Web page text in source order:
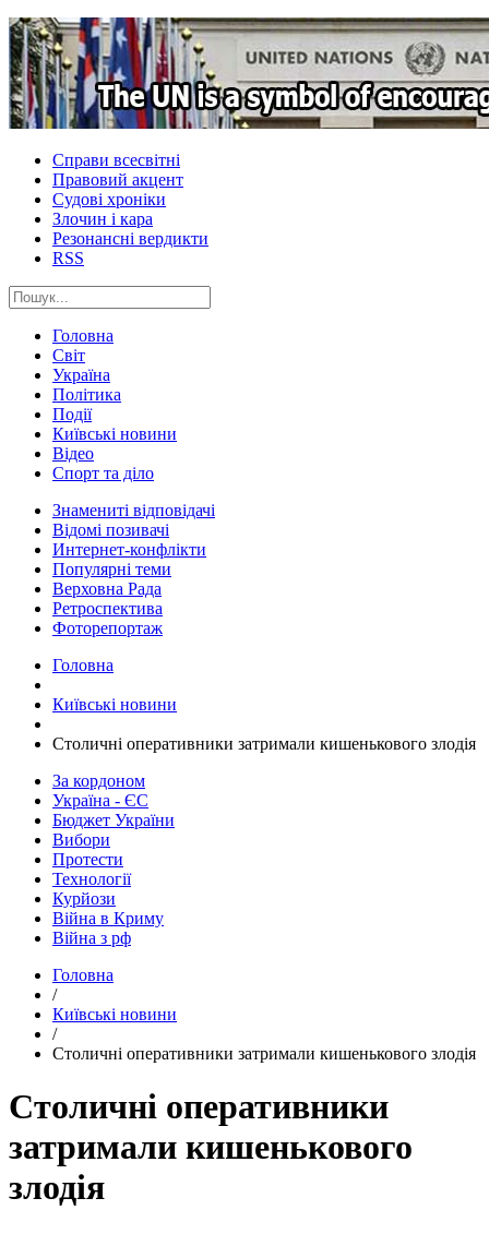
Справи всесвітні
Правовий акцент
Судові хроніки
Злочин і кара
Резонансні вердикти
RSS
Головна
Світ
Україна
Політика
Події
Київські новини
Відео
Спорт та діло
Знамениті відповідачі
Відомі позивачі
Интернет-конфлікти
Популярні теми
Верховна Рада
Ретроспектива
Фоторепортаж
Головна
Київські новини
​Столичні оперативники затримали кишенькового злодія
За кордоном
Україна - ЄС
Бюджет України
Вибори
Протести
Технології
Курйози
Війна в Криму
Війна з рф
Головна
/
Київські новини
/
​Столичні оперативники затримали кишенькового злодія
​Столичні оперативники
затримали кишенькового
злодія